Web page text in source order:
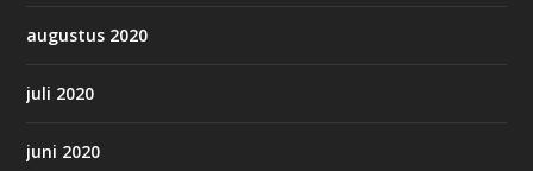
augustus 2020
juli 2020
juni 2020